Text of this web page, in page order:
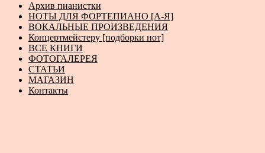
Архив пианистки
НОТЫ ДЛЯ ФОРТЕПИАНО [А-Я]
ВОКАЛЬНЫЕ ПРОИЗВЕДЕНИЯ
Концертмейстеру [подборки нот]
ВСЕ КНИГИ
ФОТОГАЛЕРЕЯ
СТАТЬИ
МАГАЗИН
Контакты